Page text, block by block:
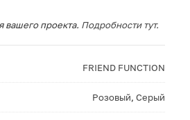
проекта. Подробности тут.
FRIEND FUNCTION
Розовый, Серый